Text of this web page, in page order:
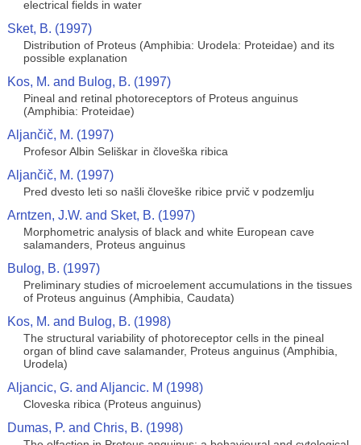
electrical fields in water
Sket, B. (1997)
Distribution of Proteus (Amphibia: Urodela: Proteidae) and its
possible explanation
Kos, M. and Bulog, B. (1997)
Pineal and retinal photoreceptors of Proteus anguinus
(Amphibia: Proteidae)
Aljančič, M. (1997)
Profesor Albin Seliškar in človeška ribica
Aljančič, M. (1997)
Pred dvesto leti so našli človeške ribice prvič v podzemlju
Arntzen, J.W. and Sket, B. (1997)
Morphometric analysis of black and white European cave
salamanders, Proteus anguinus
Bulog, B. (1997)
Preliminary studies of microelement accumulations in the tissues
of Proteus anguinus (Amphibia, Caudata)
Kos, M. and Bulog, B. (1998)
The structural variability of photoreceptor cells in the pineal
organ of blind cave salamander, Proteus anguinus (Amphibia,
Urodela)
Aljancic, G. and Aljancic. M (1998)
Cloveska ribica (Proteus anguinus)
Dumas, P. and Chris, B. (1998)